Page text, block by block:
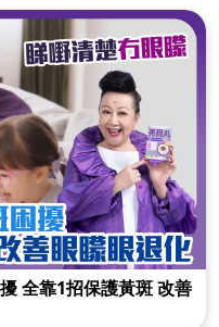
全靠1招保護黃斑 改善